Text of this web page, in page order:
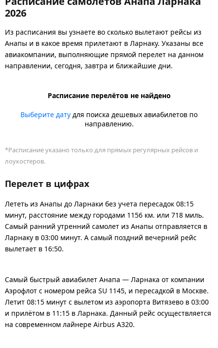
2026
Из расписания вы узнаете во сколько вылетают рейсы из
Анапы и в какое время прилетают в Ларнаку. Указаны все
авиакомпании, выполняющие прямой перелет на данном
направлении, сегодня, завтра и ближайшие дни.
Расписание перелётов не найдено
Выберите дату для поиска дешевых авиабилетов по
направлению.
*Расписание указано только для прямых регулярных рейсов и
лоукостеров.
Перелет в цифрах
Лететь из Анапы до Ларнаки без учета пересадок 08:15
минут, расстояние между городами 1156 км. или 718 миль.
Самый ранний утренний самолет из Анапы отправляется в
Ларнаку в 03:00 минут. А самый поздний вечерний рейс
вылетает в 16:50.
Самый быстрый авиабилет Анапа — Ларнака от компании
Аэрофлот с номером рейса SU 1145, и пересадкой в Москве.
Летит 08:15 минут с вылетом из аэропорта Витязево в 03:00
и прилётом в 11:15 в Ларнака. Данный рейс осуществляется
на современном лайнере Airbus A320.